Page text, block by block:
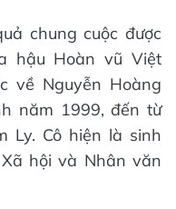
chung cuộc được
hậu Hoàn vũ Việt
về Nguyễn Hoàng
năm 1999, đến từ
Ly. Cô hiện là sinh
hội và Nhân văn